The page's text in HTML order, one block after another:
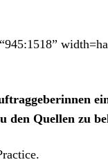
den Quellen zu